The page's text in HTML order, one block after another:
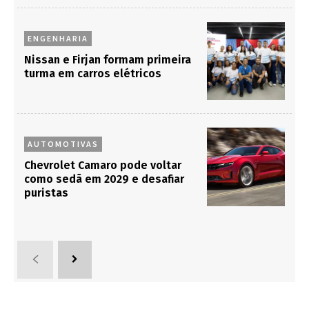
ENGENHARIA
Nissan e Firjan formam primeira
turma em carros elétricos
AUTOMOTIVAS
Chevrolet Camaro pode voltar
como sedã em 2029 e desafiar
puristas